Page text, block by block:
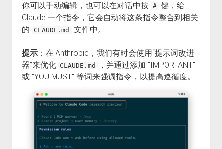
你可以手动编辑，也可以在对话中按 # 键，给
Claude 一个指令，它会自动将这条指令整合到相关
的
CLAUDE.md 文件中。
提示：在 Anthropic，我们有时会使用“提示词改进
器”来优化 CLAUDE.md
，并通过添加 "IMPORTANT"
或 "YOU MUST" 等词来强调指令，以提高遵循度。